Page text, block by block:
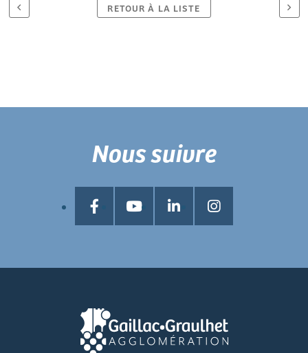
RETOUR À LA LISTE
Nous suivre